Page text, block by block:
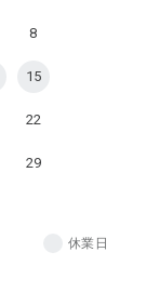
8
15
22
29
休業日